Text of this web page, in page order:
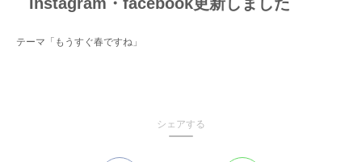
テーマ「もうすぐ春ですね」
シェアする